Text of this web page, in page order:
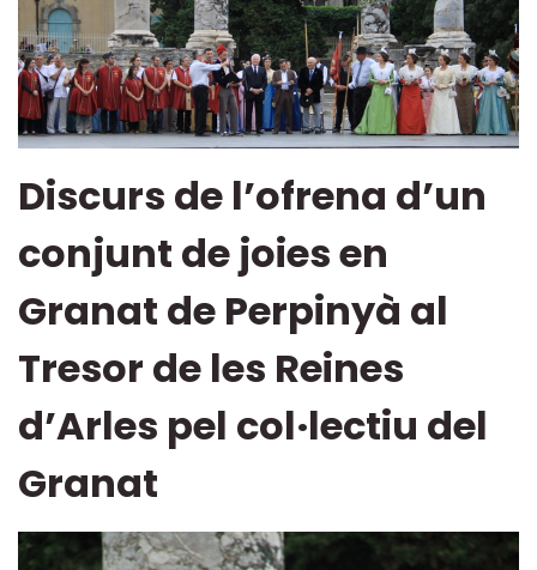
Discurs de l’ofrena d’un
conjunt de joies en
Granat de Perpinyà al
Tresor de les Reines
d’Arles pel col·lectiu del
Granat